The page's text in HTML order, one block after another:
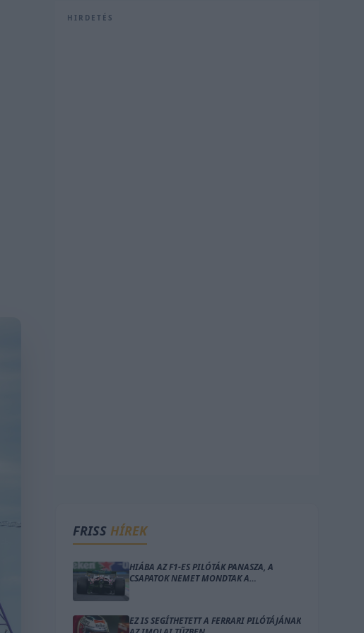
HIRDETÉS
FRISS HÍREK
HIÁBA AZ F1-ES PILÓTÁK PANASZA, A
CSAPATOK NEMET MONDTAK A
EZ IS SEGÍTHETETT A FERRARI PILÓTÁJÁNAK